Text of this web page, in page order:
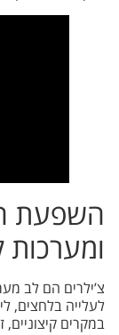
השפעת
ומערכות
צ’ילרים הם לב
לעלייה בלחצים,
במקרים